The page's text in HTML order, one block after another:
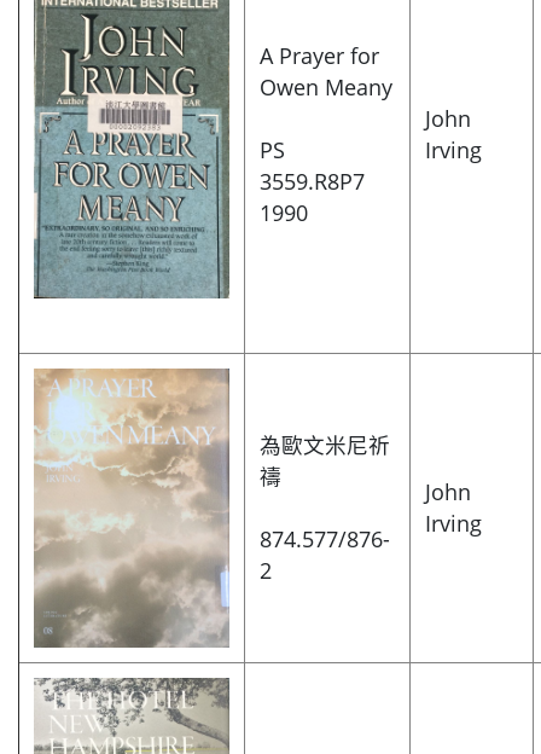
A Prayer for
Owen Meany
PS
3559.R8P7
1990
John
Irving
為歐文米尼祈
禱
874.577/876-
2
John
Irving